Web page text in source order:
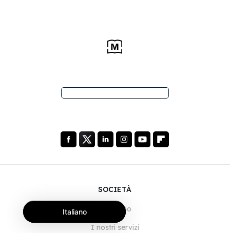
SOCIETÀ
Chi siamo
I nostri servizi
Italiano